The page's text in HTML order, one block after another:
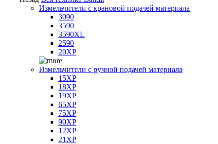
Измельчители с крановой подачей материала
3090
3590
3590XL
2590
20XP
Измельчители с ручной подачей материала
15XP
18XP
19XP
65XP
75XP
90XP
12XP
21XP